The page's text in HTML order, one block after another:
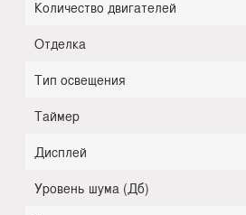
Количество двигателей
Отделка
Тип освещения
Таймер
Дисплей
Уровень шума (Дб)